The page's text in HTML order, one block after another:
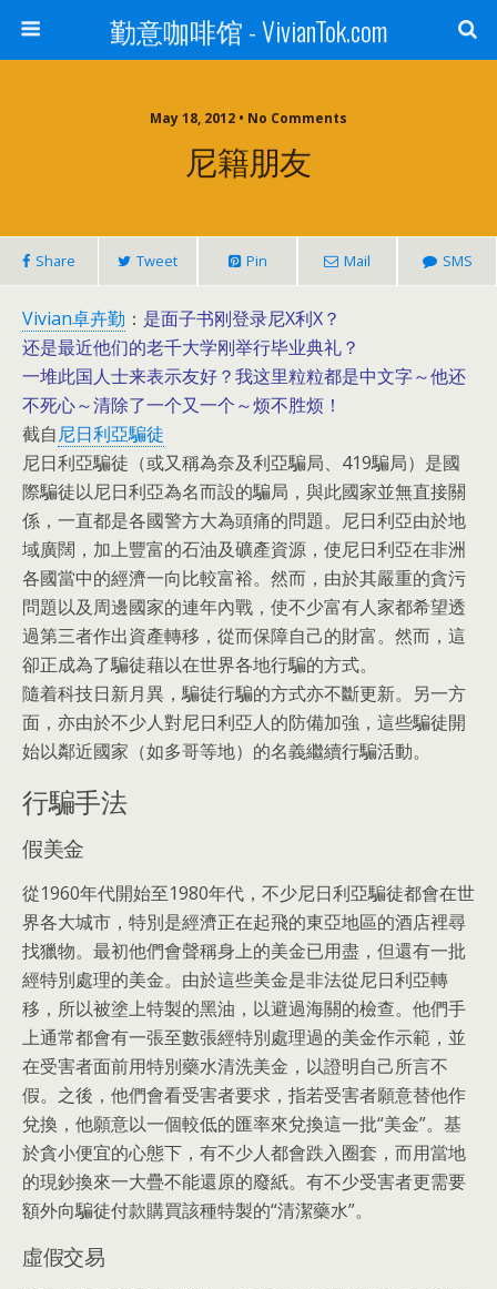
勤意咖啡馆 - VivianTok.com
May 18, 2012 • No Comments
尼籍朋友
Share Tweet Pin Mail SMS
Vivian卓卉勤 ： 是面子书刚登录尼X利X？
还是最近他们的老千大学刚举行毕业典礼？
一堆此国人士来表示友好？我这里粒粒都是中文字～他还
不死心～清除了一个又一个～烦不胜烦！
截自尼日利亞騙徒
尼日利亞騙徒（或又稱為奈及利亞騙局、419騙局）是國
際騙徒以尼日利亞為名而設的騙局，與此國家並無直接關
係，一直都是各國警方大為頭痛的問題。尼日利亞由於地
域廣闊，加上豐富的石油及礦產資源，使尼日利亞在非洲
各國當中的經濟一向比較富裕。然而，由於其嚴重的貪污
問題以及周邊國家的連年內戰，使不少富有人家都希望透
過第三者作出資產轉移，從而保障自己的財富。然而，這
卻正成為了騙徒藉以在世界各地行騙的方式。
隨着科技日新月異，騙徒行騙的方式亦不斷更新。另一方
面，亦由於不少人對尼日利亞人的防備加強，這些騙徒開
始以鄰近國家（如多哥等地）的名義繼續行騙活動。
行騙手法
假美金
從1960年代開始至1980年代，不少尼日利亞騙徒都會在世
界各大城市，特別是經濟正在起飛的東亞地區的酒店裡尋
找獵物。最初他們會聲稱身上的美金已用盡，但還有一批
經特別處理的美金。由於這些美金是非法從尼日利亞轉
移，所以被塗上特製的黑油，以避過海關的檢查。他們手
上通常都會有一張至數張經特別處理過的美金作示範，並
在受害者面前用特別藥水清洗美金，以證明自己所言不
假。之後，他們會看受害者要求，指若受害者願意替他作
兌換，他願意以一個較低的匯率來兌換這一批“美金”。基
於貪小便宜的心態下，有不少人都會跌入圈套，而用當地
的現鈔換來一大疊不能還原的廢紙。有不少受害者更需要
額外向騙徒付款購買該種特製的“清潔藥水”。
虛假交易